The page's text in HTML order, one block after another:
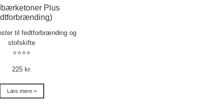
Plus
til fedtforbrænding og
stofskifte
⭐⭐⭐⭐
225 kr.
Læs mere >